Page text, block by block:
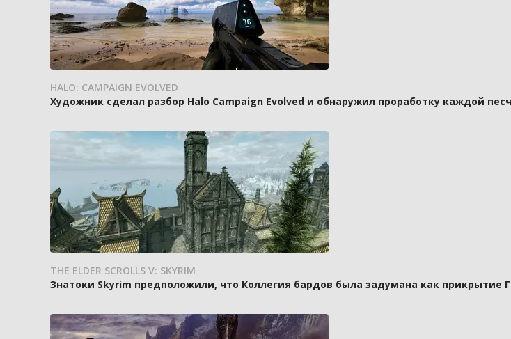
HALO: CAMPAIGN EVOLVED
Художник сделал разбор Halo Campaign Evolved и обнаружил проработку каждой
THE ELDER SCROLLS V: SKYRIM
Знатоки Skyrim предположили, что Коллегия бардов была задумана как прикрытие